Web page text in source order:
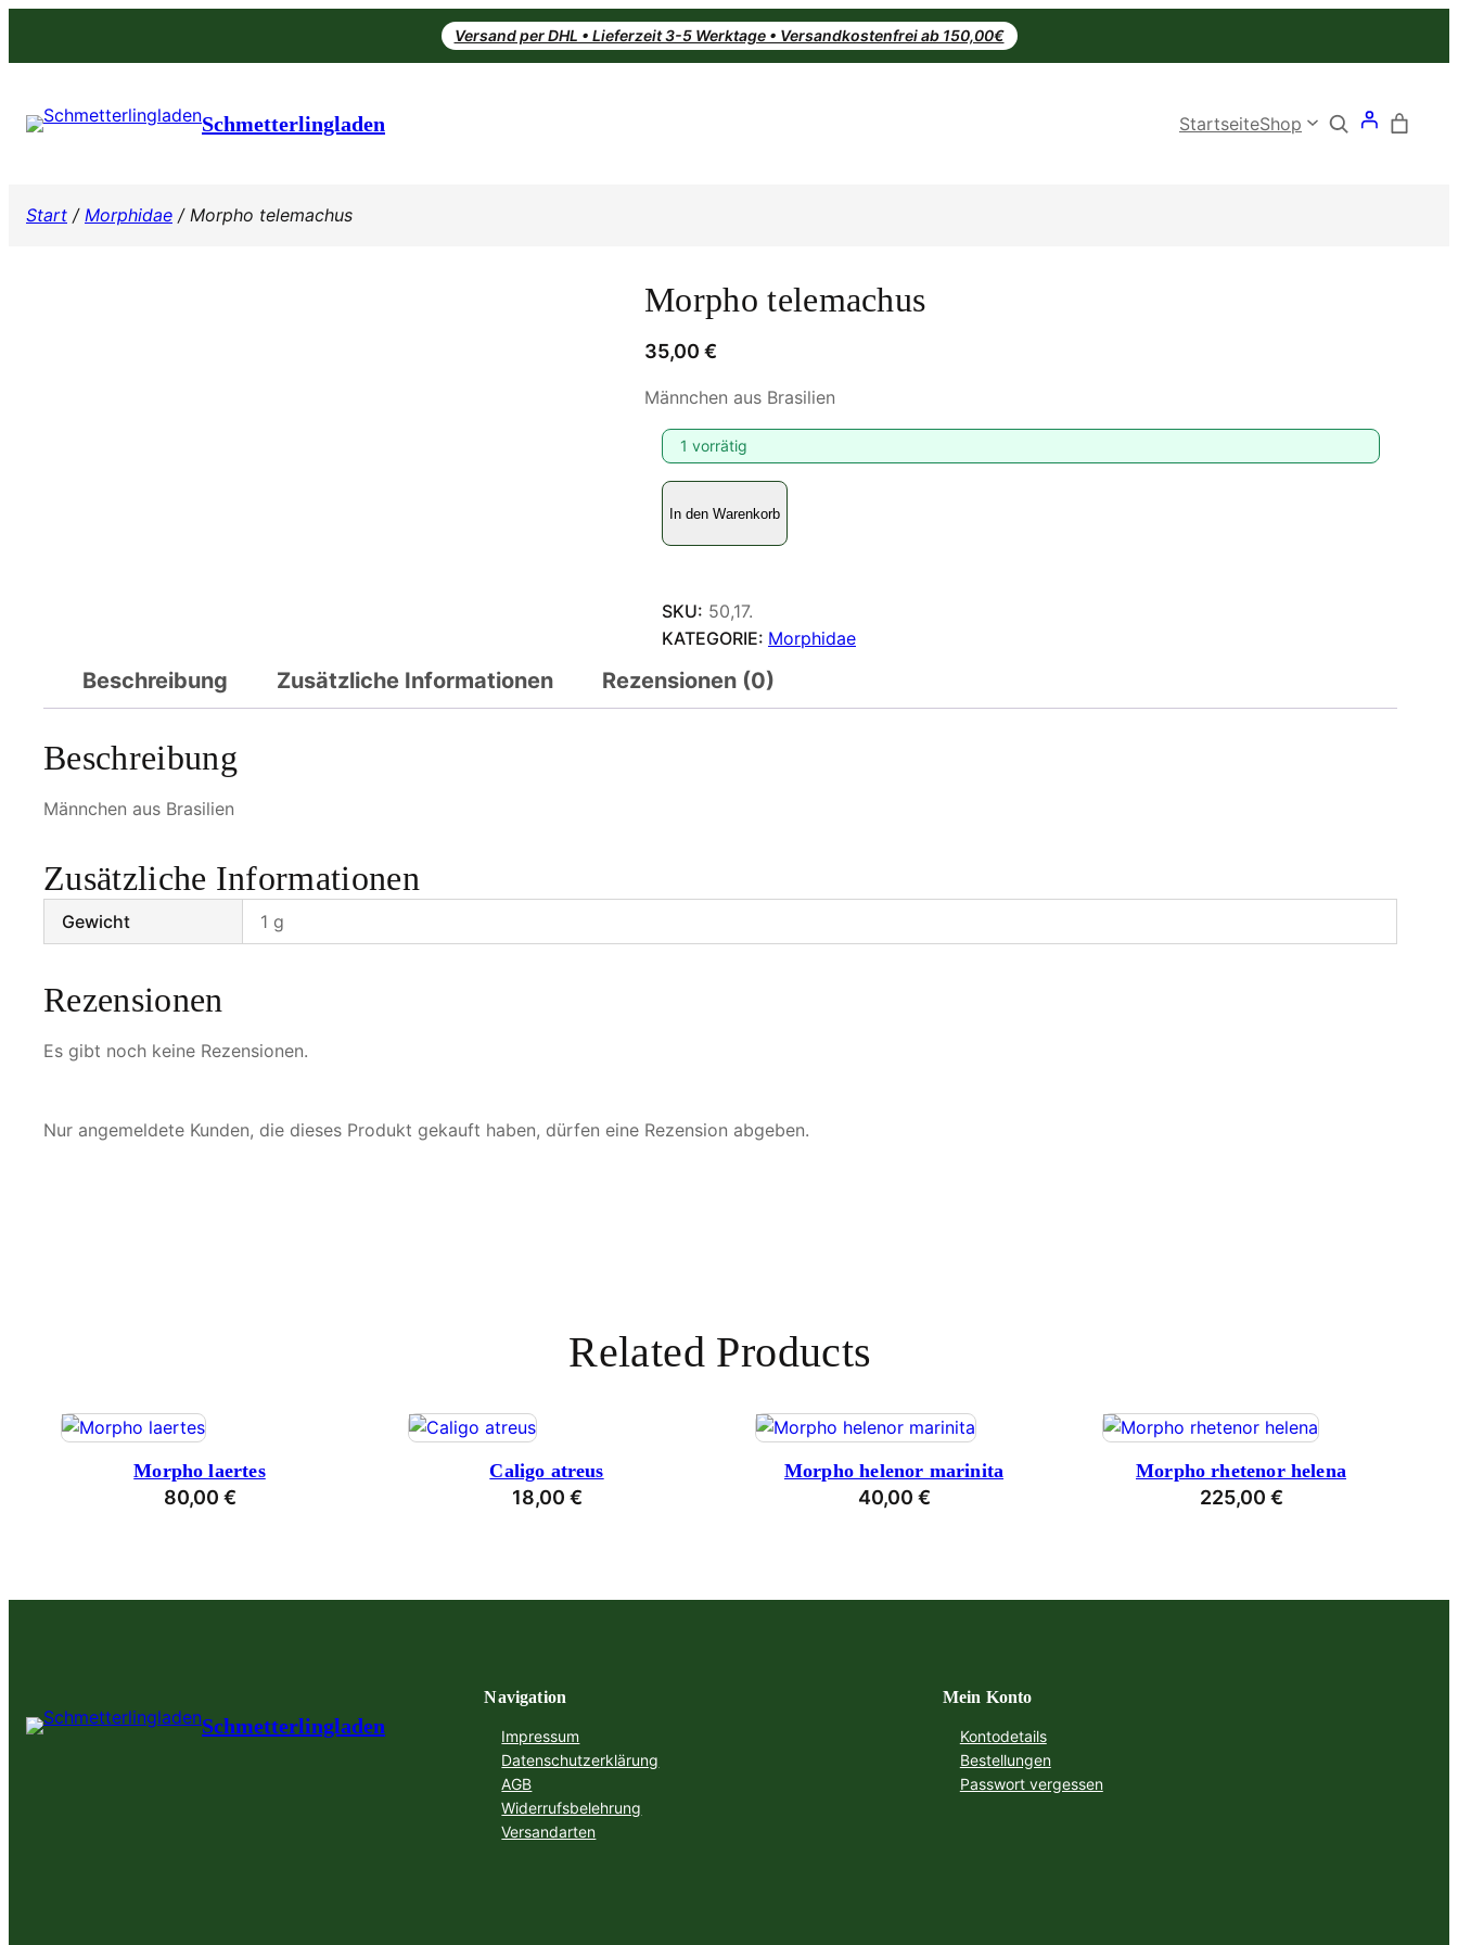
Versand per DHL • Lieferzeit 3-5 Werktage • Versandkostenfrei ab 150,00€
Schmetterlingladen StartseiteShop Search
Start / Morphidae / Morpho telemachus
Morpho telemachus
35,00 €
Männchen aus Brasilien
1 vorrätig
M
o
r
h
o
e
l
s
In den Warenkorb
SKU: 50,17.
KATEGORIE: Morphidae
Beschreibung Zusätzliche Informationen Rezensionen (0)
Beschreibung
Männchen aus Brasilien
Zusätzliche Informationen
Gewicht 1 g
Rezensionen
Es gibt noch keine Rezensionen.
Nur angemeldete Kunden, die dieses Produkt gekauft haben, dürfen eine Rezension abgeben.
Related Products
Morpho laertes
80,00 €
Caligo atreus
18,00 €
Morpho helenor marinita
40,00 €
Morpho rhetenor helena
225,00 €
Schmetterlingladen
Navigation
Impressum
Datenschutzerklärung
AGB
Widerrufsbelehrung
Versandarten
Mein Konto
Kontodetails
Bestellungen
Passwort vergessen